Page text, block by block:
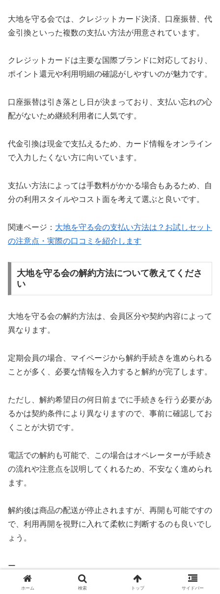
大地を守る会では、クレジットカード決済、口座振替、代
金引換といった複数の支払い方法が用意されています。
クレジットカードは主要な国際ブランドに対応しており、
ポイント還元や利用明細の確認がしやすいのが魅力です。
口座振替は引き落とし日が決まっており、支払い忘れの心
配がないため継続利用者に人気です。
代金引換は現金で支払えるため、カード情報をオンライン
で入力したくない方に向いています。
支払い方法によっては手数料がかかる場合もあるため、自
分の利用スタイルやコスト面を考えて選ぶと良いです。
関連ページ： 大地を守る会の支払い方法は？お試しセット
の注意点・実際の口コミを紹介します
大地を守る会の解約方法について教えてくださ
い
大地を守る会の解約方法は、会員区分や契約内容によって
異なります。
定期会員の場合、マイページから解約手続きを進められる
ことが多く、必要な情報を入力すると解約が完了します。
ただし、解約希望日の何日前までに手続きを行う必要があ
るかは契約条件により異なりますので、事前に確認してお
くことが大切です。
電話での解約も可能で、この場合はオペレーターが手続き
の流れや注意点を説明してくれるため、不安なく進められ
ます。
解約後は商品の配送が停止されますが、再開も可能ですの
で、利用再開を視野に入れて柔軟に判断するのも良いでし
ょう。
ー
ホーム 検索 トップ サイドバー